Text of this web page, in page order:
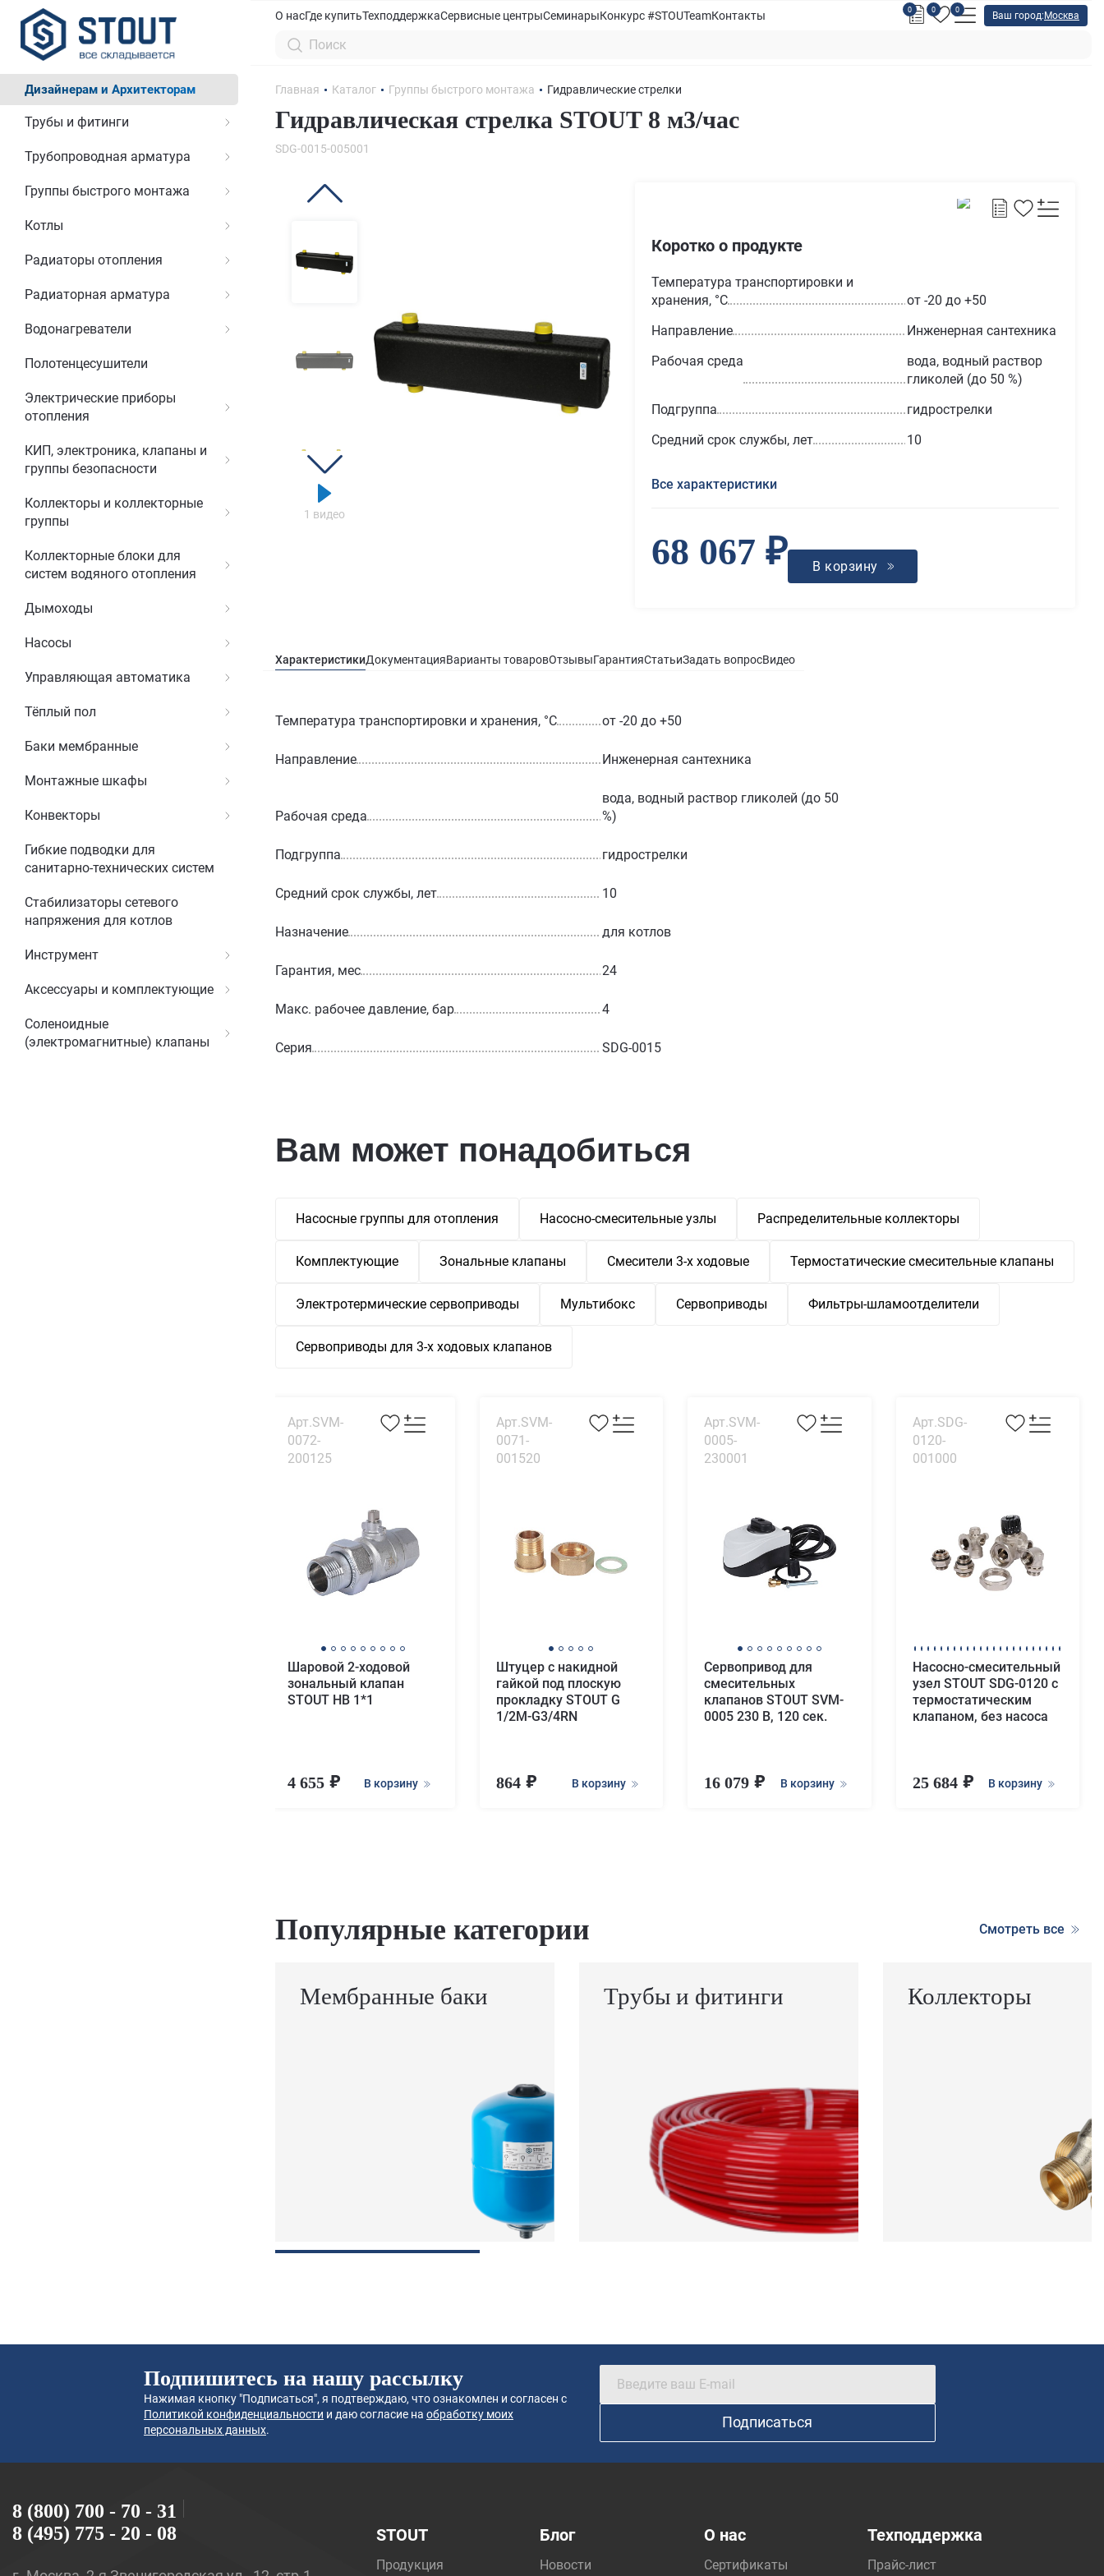
Дизайнерам и Архитекторам
Трубы и фитинги
Трубопроводная арматура
Группы быстрого монтажа
Котлы
Радиаторы отопления
Радиаторная арматура
Водонагреватели
Полотенцесушители
Электрические приборы
отопления
КИП, электроника, клапаны и
группы безопасности
Коллекторы и коллекторные
группы
Коллекторные блоки для
систем водяного отопления
Дымоходы
Насосы
Управляющая автоматика
Тёплый пол
Баки мембранные
Монтажные шкафы
Конвекторы
Гибкие подводки для
санитарно-технических систем
Стабилизаторы сетевого
напряжения для котлов
Инструмент
Аксессуары и комплектующие
Соленоидные
(электромагнитные) клапаны
О насГде купитьТехподдержкаСервисные центрыСеминарыКонкурс #STOUTeamКонтакты 0 0 0
Ваш город: Москва
Главная Каталог Группы быстрого монтажа Гидравлические стрелки
Гидравлическая стрелка STOUT 8 м3/час
SDG-0015-005001
1 видео
Коротко о продукте
Температура транспортировки и
хранения, °С
от -20 до +50
Направление
Инженерная сантехника
Рабочая среда
вода, водный раствор
гликолей (до 50 %)
Подгруппа
гидрострелки
Средний срок службы, лет
10
Все характеристики
68 067 ₽ В корзину
ХарактеристикиДокументацияВарианты товаровОтзывыГарантияСтатьиЗадать вопросВидео
Температура транспортировки и хранения, °С от -20 до +50
Направление Инженерная сантехника
Рабочая среда
вода, водный раствор гликолей (до 50
%)
Подгруппа гидрострелки
Средний срок службы, лет 10
Назначение для котлов
Гарантия, мес 24
Макс. рабочее давление, бар 4
Серия SDG-0015
Вам может понадобиться
Насосные группы для отопления Насосно-смесительные узлы Распределительные коллекторы
Комплектующие Зональные клапаны Смесители 3-х ходовые Термостатические смесительные клапаны
Электротермические сервоприводы Мультибокс Сервоприводы Фильтры-шламоотделители
Сервоприводы для 3-х ходовых клапанов
Арт.SVM-
0072-
200125
Шаровой 2-ходовой
зональный клапан
STOUT НВ 1*1
4 655 В корзину
Арт.SVM-
0071-
001520
Штуцер с накидной
гайкой под плоскую
прокладку STOUT G
1/2M-G3/4RN
864 В корзину
Арт.SVM-
0005-
230001
Сервопривод для
смесительных
клапанов STOUT SVM-
0005 230 B, 120 сек.
16 079 В корзину
Арт.SDG-
0120-
001000
Насосно-смесительный
узел STOUT SDG-0120 с
термостатическим
клапаном, без насоса
25 684 В корзину
Популярные категории Смотреть все
Мембранные баки Трубы и фитинги Коллекторы
Подпишитесь на нашу рассылку
Нажимая кнопку "Подписаться", я подтверждаю, что ознакомлен и согласен с
Политикой конфиденциальности и даю согласие на обработку моих
персональных данных. Подписаться
8 (800) 700 - 70 - 31
8 (495) 775 - 20 - 08
STOUT
Продукция
Блог
Новости
О нас
Сертификаты
Техподдержка
Прайс-лист